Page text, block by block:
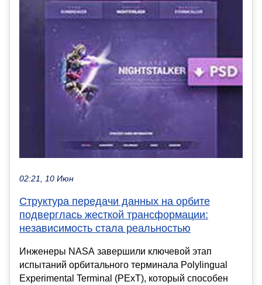
02:21, 10 Июн
Структура передачи данных на орбите
подверглась жесткой трансформации:
независимость стала реальностью
Инженеры NASA завершили ключевой этап
испытаний орбитального терминала Polylingual
Experimental Terminal (PExT), который способен